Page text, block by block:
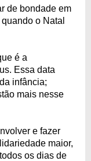
de bondade em
o Natal
é a
Essa data
infância;
mais nesse
e fazer
maior,
os dias de